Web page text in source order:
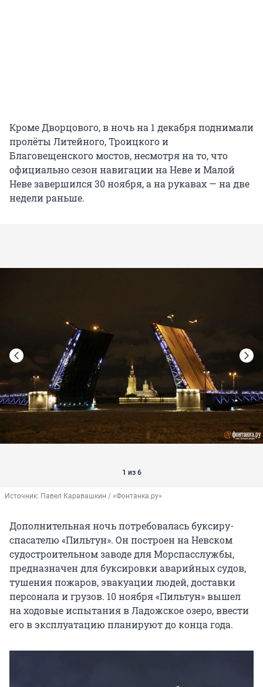
Кроме Дворцового, в ночь на 1 декабря поднимали
пролёты Литейного, Троицкого и
Благовещенского мостов, несмотря на то, что
официально сезон навигации на Неве и Малой
Неве завершился 30 ноября, а на рукавах — на две
недели раньше.
1 из 6
Источник: Павел Каравашкин / «Фонтанка.ру»
Дополнительная ночь потребовалась буксиру-
спасателю «Пильтун». Он построен на Невском
судостроительном заводе для Морспасслужбы,
предназначен для буксировки аварийных судов,
тушения пожаров, эвакуации людей, доставки
персонала и грузов. 10 ноября «Пильтун» вышел
на ходовые испытания в Ладожское озеро, ввести
его в эксплуатацию планируют до конца года.